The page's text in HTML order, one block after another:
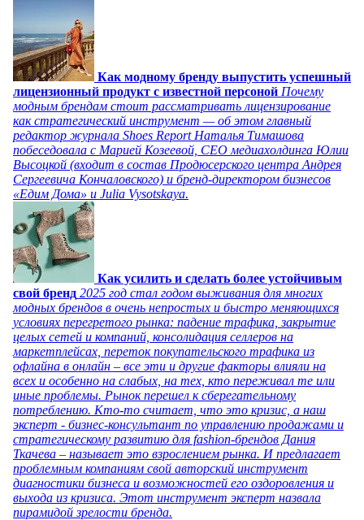
Как модному бренду выпустить успешный
лицензионный продукт с известной персоной Почему
модным брендам стоит рассматривать лицензирование
как стратегический инструмент — об этом главный
редактор журнала Shoes Report Наталья Тимашова
побеседовала с Марией Козеевой, СЕО медиахолдинга Юлии
Высоцкой (входит в состав Продюсерского центра Андрея
Сергеевича Кончаловского) и бренд-директором бизнесов
«Едим Дома» и Julia Vysotskaya.
Как усилить и сделать более устойчивым
свой бренд 2025 год стал годом выживания для многих
модных брендов в очень непростых и быстро меняющихся
условиях перегретого рынка: падение трафика, закрытие
целых сетей и компаний, консолидация селлеров на
маркетплейсах, переток покупательского трафика из
офлайна в онлайн – все эти и другие факторы влияли на
всех и особенно на слабых, на тех, кто переживал те или
иные проблемы. Рынок перешел к сберегательному
потреблению. Кто-то считает, что это кризис, а наш
эксперт - бизнес-консультант по управлению продажами и
стратегическому развитию для fashion-брендов Дания
Ткачева – называет это взрослением рынка. И предлагает
проблемным компаниям свой авторский инструмент
диагностики бизнеса и возможностей его оздоровления и
выхода из кризиса. Этот инструмент эксперт назвала
пирамидой зрелости бренда.